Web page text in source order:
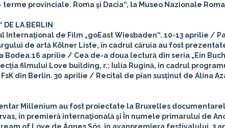
provinciale. Roma şi Dacia“, la Museo Nazionale
DE LA BERLIN
de Film „goEast Wiesbaden“. 10-13 aprilie /
de artă Kölner Liste, în cadrul căruia au fost
Bodea.16 aprilie / Cea de-a doua lectură din seria „Ein
filmului Love building, r.: Iulia Rugină, în cadrul
din Berlin. 30 aprilie / Recital de pian susținut de Alina
Millenium au fost proiectate la Bruxelles
în premieră internaţională şi În numele primarului de